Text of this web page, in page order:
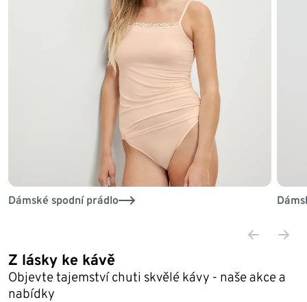
Dámské spodní prádlo
Z lásky ke kávě
Objevte tajemství chuti skvělé kávy - naše akce a
nabídky